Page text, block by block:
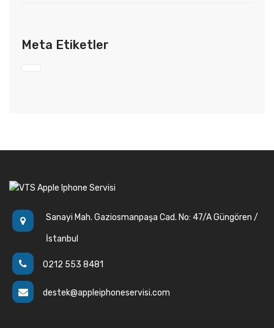
Meta Etiketler
Sanayi Mah. Gaziosmanpaşa Cad. No: 47/A Güngören /
İstanbul
0212 553 8481
destek@appleiphoneservisi.com